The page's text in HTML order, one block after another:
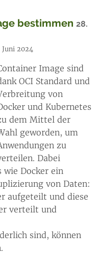
bestimmen 28.
Juni 2024
Image sind
OCI Standard und
von
und Kubernetes
dem Mittel der
geworden, um
zu
Dabei
wie Docker ein
von Daten:
aufgeteilt und diese
verteilt und
sind, können